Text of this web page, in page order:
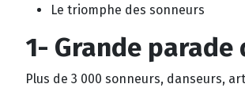
Le triomphe des sonneurs
1- Grande
Plus de 3 000 sonneurs, danseurs,